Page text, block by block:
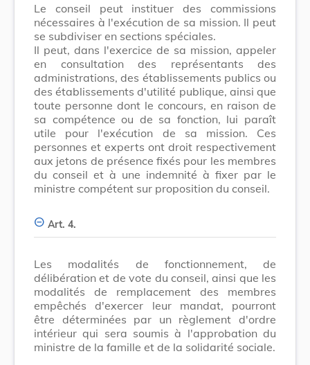
Le conseil peut instituer des commissions
nécessaires à l'exécution de sa mission. Il peut
se subdiviser en sections spéciales.
Il peut, dans l'exercice de sa mission, appeler
en consultation des représentants des
administrations, des établissements publics ou
des établissements d'utilité publique, ainsi que
toute personne dont le concours, en raison de
sa compétence ou de sa fonction, lui paraît
utile pour l'exécution de sa mission. Ces
personnes et experts ont droit respectivement
aux jetons de présence fixés pour les membres
du conseil et à une indemnité à fixer par le
ministre compétent sur proposition du conseil.
Art. 4.
Les modalités de fonctionnement, de
délibération et de vote du conseil, ainsi que les
modalités de remplacement des membres
empêchés d'exercer leur mandat, pourront
être déterminées par un règlement d'ordre
intérieur qui sera soumis à l'approbation du
ministre de la famille et de la solidarité sociale.